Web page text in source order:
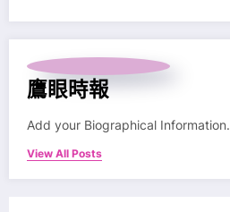
鷹眼時報
Add your Biographical Information.
View All Posts